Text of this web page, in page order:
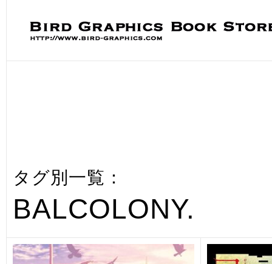
タグ別一覧：
BALCOLONY.